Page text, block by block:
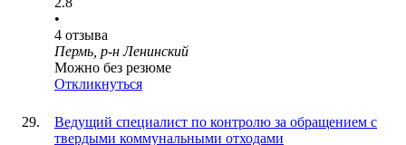
•
4 отзыва
Пермь, р-н Ленинский
Можно без резюме
Откликнуться
Ведущий специалист по контролю за обращением с
твердыми коммунальными отходами